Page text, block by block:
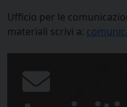
Ufficio per le
materiali scrivi a: